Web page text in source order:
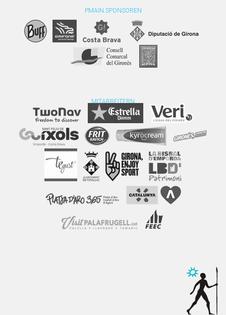
PMAIN SPONSOREN
MITARBEITERN